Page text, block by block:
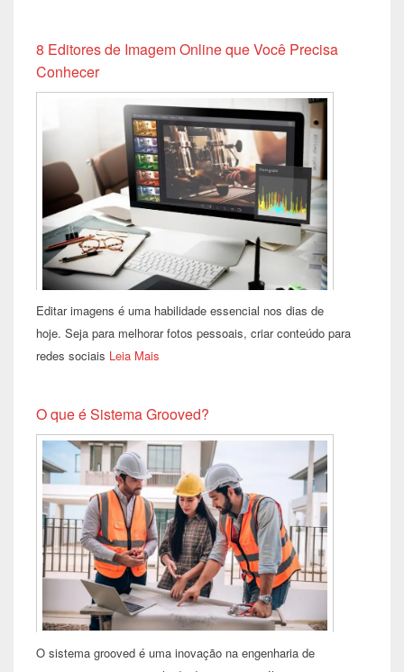
8 Editores de Imagem Online que Você Precisa
Conhecer
Editar imagens é uma habilidade essencial nos dias de
hoje. Seja para melhorar fotos pessoais, criar conteúdo para
redes sociais Leia Mais
O que é Sistema Grooved?
O sistema grooved é uma inovação na engenharia de